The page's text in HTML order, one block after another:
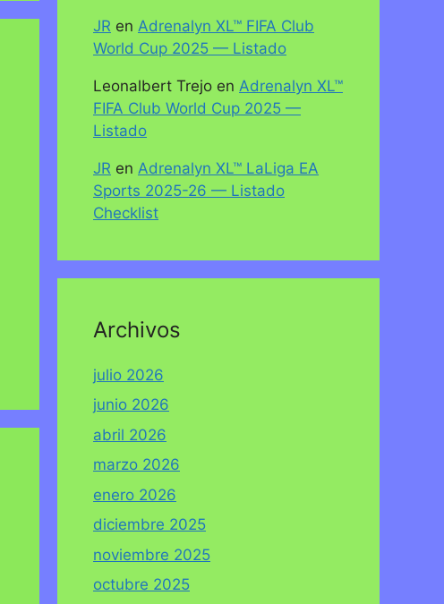
JR en Adrenalyn XL™ FIFA Club
World Cup 2025 — Listado
Leonalbert Trejo en Adrenalyn XL™
FIFA Club World Cup 2025 —
Listado
JR en Adrenalyn XL™ LaLiga EA
Sports 2025-26 — Listado
Checklist
Archivos
julio 2026
junio 2026
abril 2026
marzo 2026
enero 2026
diciembre 2025
noviembre 2025
octubre 2025